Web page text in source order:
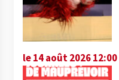
le 14 août 2026 12:00